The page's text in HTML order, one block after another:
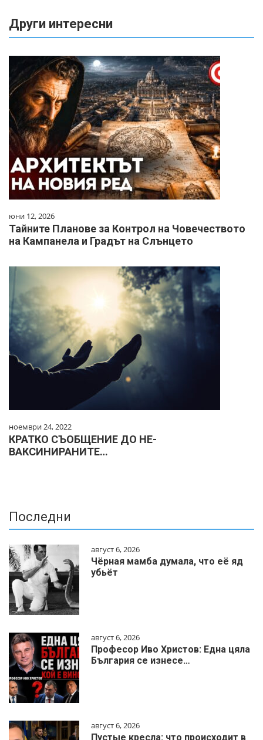
Други интересни
юни 12, 2026
Тайните Планове за Контрол на Човечеството
на Кампанела и Градът на Слънцето
ноември 24, 2022
КРАТКО СЪОБЩЕНИЕ ДО НЕ-
ВАКСИНИРАНИТЕ…
Последни
август 6, 2026
Чёрная мамба думала, что её яд
убьёт
август 6, 2026
Професор Иво Христов: Една цяла
България се изнесе…
август 6, 2026
Пустые кресла: что происходит в